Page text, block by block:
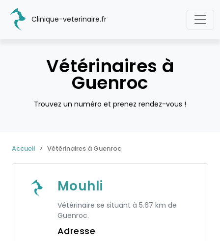
Clinique-veterinaire.fr
Vétérinaires à
Guenroc
Trouvez un numéro et prenez rendez-vous !
Accueil Vétérinaires à Guenroc
Mouhli
Vétérinaire se situant à 5.67 km de
Guenroc.
Adresse